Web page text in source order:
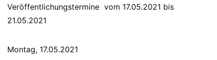
Veröffentlichungstermine vom 17.05.2021 bis
21.05.2021
Montag, 17.05.2021